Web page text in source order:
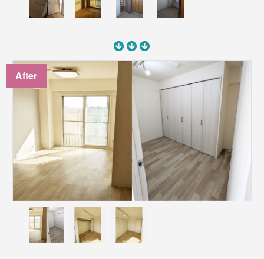
After